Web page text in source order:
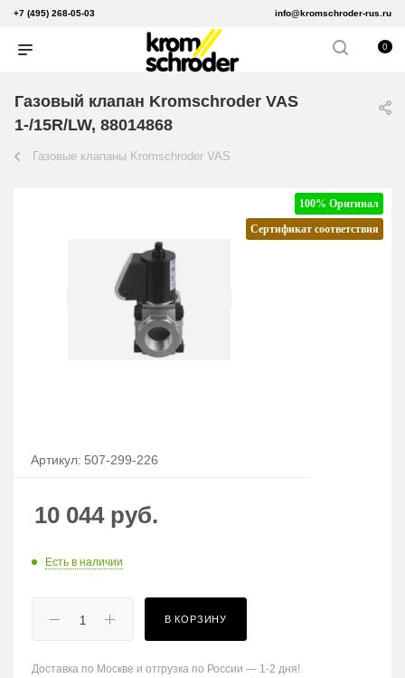
+7 (495) 268-05-03 info@kromschroder-rus.ru
0
Газовый клапан Kromschroder VAS
1-/15R/LW, 88014868
Газовые клапаны Kromschroder VAS
100% Оригинал
Сертификат соответствия
Артикул: 507-299-226
10 044руб.
Есть в наличии
В КОРЗИНУ
Доставка по Москве и отгрузка по России — 1-2 дня!